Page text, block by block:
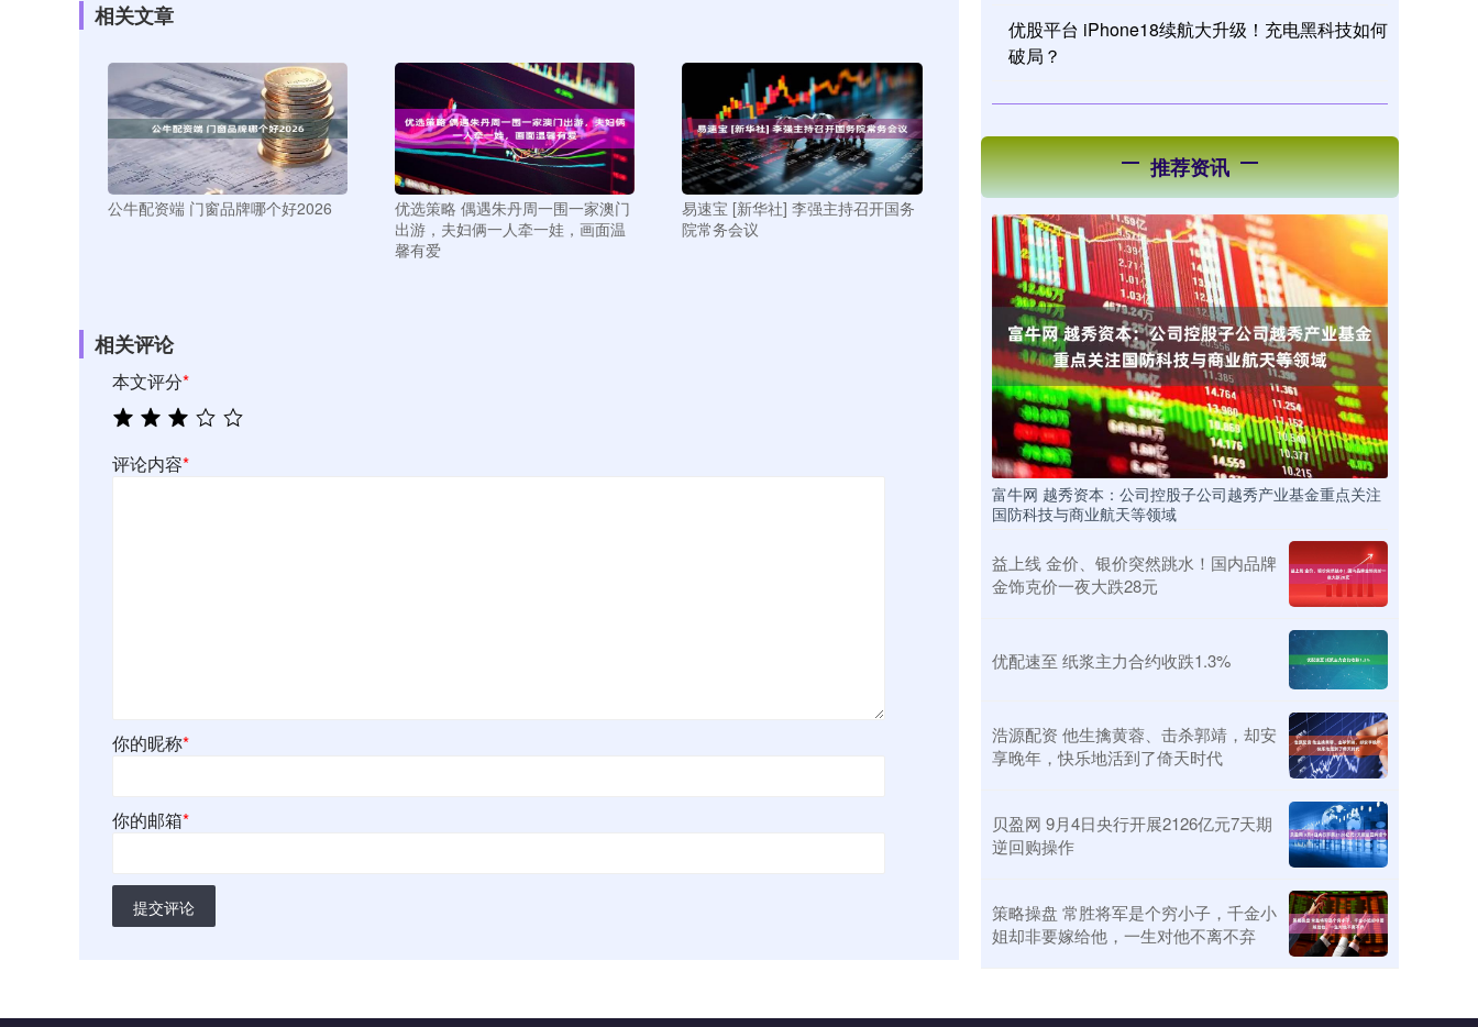
相关文章
公牛配资端 门窗品牌哪个好2026
优选策略 偶遇朱丹周一围一家澳门
出游，夫妇俩一人牵一娃，画面温
馨有爱
易速宝 [新华社] 李强主持召开国务
院常务会议
相关评论
本文评分*
评论内容*
你的昵称*
你的邮箱*
提交评论
优股平台 iPhone18续航大升级！充电黑科技如何
破局？
推荐资讯
富牛网 越秀资本：公司控股子公司越秀产业基金重点关注
国防科技与商业航天等领域
益上线 金价、银价突然跳水！国内品牌
金饰克价一夜大跌28元
优配速至 纸浆主力合约收跌1.3%
浩源配资 他生擒黄蓉、击杀郭靖，却安
享晚年，快乐地活到了倚天时代
贝盈网 9月4日央行开展2126亿元7天期
逆回购操作
策略操盘 常胜将军是个穷小子，千金小
姐却非要嫁给他，一生对他不离不弃